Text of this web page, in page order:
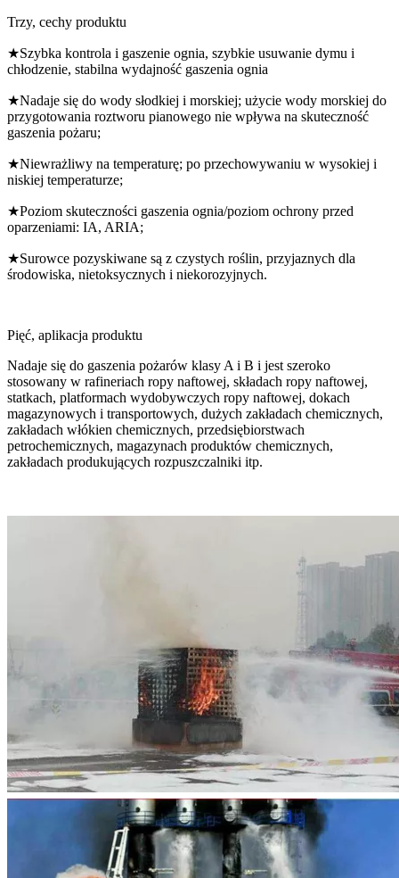
Trzy, cechy produktu
★Szybka kontrola i gaszenie ognia, szybkie usuwanie dymu i
chłodzenie, stabilna wydajność gaszenia ognia
★Nadaje się do wody słodkiej i morskiej; użycie wody morskiej do
przygotowania roztworu pianowego nie wpływa na skuteczność
gaszenia pożaru;
★Niewrażliwy na temperaturę; po przechowywaniu w wysokiej i
niskiej temperaturze;
★Poziom skuteczności gaszenia ognia/poziom ochrony przed
oparzeniami: IA, ARIA;
★Surowce pozyskiwane są z czystych roślin, przyjaznych dla
środowiska, nietoksycznych i niekorozyjnych.
Pięć, aplikacja produktu
Nadaje się do gaszenia pożarów klasy A i B i jest szeroko
stosowany w rafineriach ropy naftowej, składach ropy naftowej,
statkach, platformach wydobywczych ropy naftowej, dokach
magazynowych i transportowych, dużych zakładach chemicznych,
zakładach włókien chemicznych, przedsiębiorstwach
petrochemicznych, magazynach produktów chemicznych,
zakładach produkujących rozpuszczalniki itp.